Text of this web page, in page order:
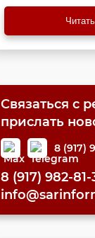
Связаться с
прислать
8 (917)
8 (917) 982-81-